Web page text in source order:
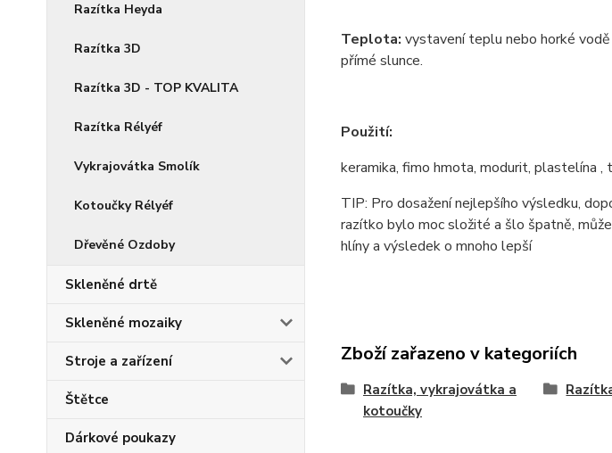
Razítka Heyda
Razítka 3D
Razítka 3D - TOP KVALITA
Razítka Rélyéf
Vykrajovátka Smolík
Kotoučky Rélyéf
Dřevěné Ozdoby
Skleněné drtě
Skleněné mozaiky
Stroje a zařízení
Štětce
Dárkové poukazy
Teplota: vystavení teplu nebo horké
přímé slunce.
Použití:
keramika, fimo hmota, modurit, plastelína ,
TIP: Pro dosažení nejlepšího výsledku,
razítko bylo moc složité a šlo špatně,
hlíny a výsledek o mnoho lepší
Zboží zařazeno v kategoriích
Razítka, vykrajovátka a
kotoučky